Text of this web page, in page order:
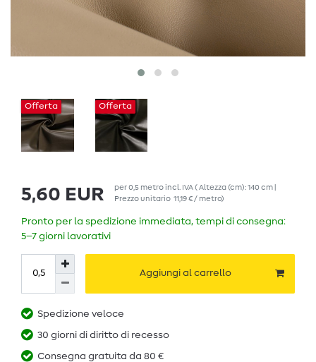
Offerta Offerta
5,60 EUR per0,5 metroincl. IVA( Altezza (cm): 140 cm |
Prezzo unitario 11,19 € / metro)
Pronto per la spedizione immediata, tempi di consegna:
5–7 giorni lavorativi
Aggiungi al carrello
Spedizione veloce
30 giorni di diritto di recesso
Consegna gratuita da 80 €